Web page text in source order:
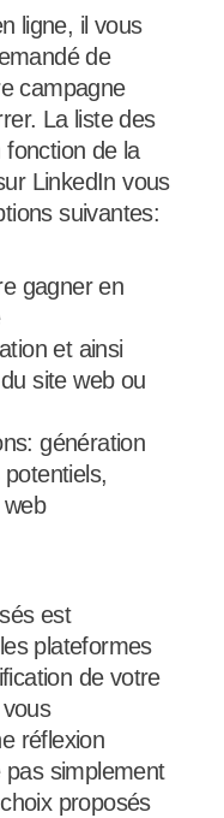
ligne, il vous
de
campagne
La liste des
de la
LinkedIn vous
suivantes:
gagner en
et ainsi
site web ou
génération
est
plateformes
de votre
réflexion
simplement
proposés